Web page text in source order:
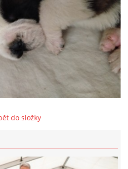
CHS
do složky